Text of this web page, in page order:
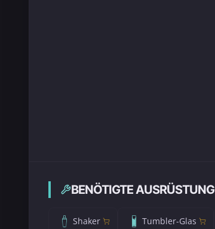
BENÖTIGTE AUSRÜSTUNG
Shaker Tumbler-Glas